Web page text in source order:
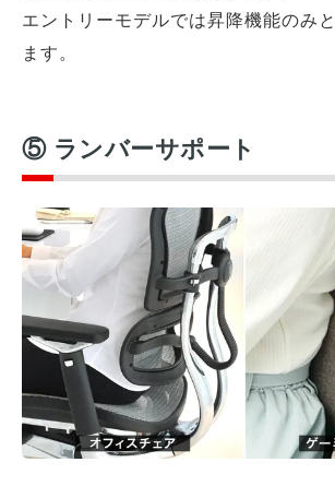
エントリーモデルでは昇降機能のみ
ます。
⑤ ランバーサポート